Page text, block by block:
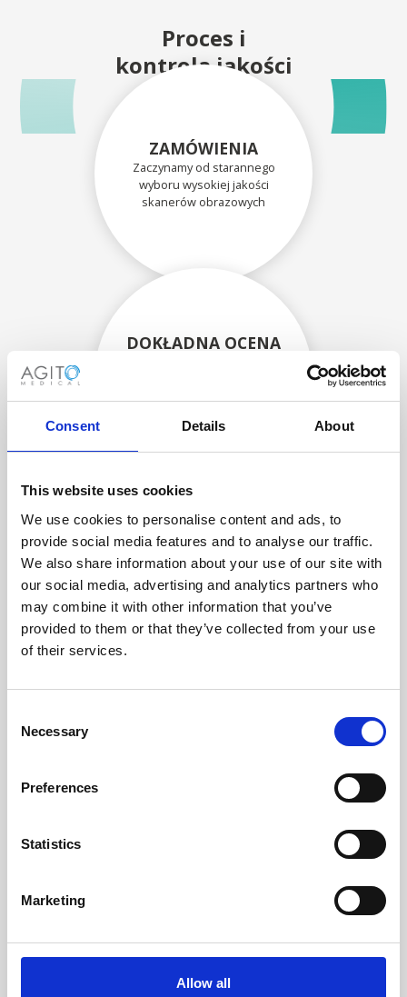
Consent Details About
This website uses cookies
We use cookies to personalise content and ads, to
provide social media features and to analyse our traffic.
We also share information about your use of our site with
our social media, advertising and analytics partners who
may combine it with other information that you’ve
provided to them or that they’ve collected from your use
of their services.
Selection
Necessary
Preferences
Statistics
Marketing
Allow all
Proces i
kontrola jakości
ZAMÓWIENIA
Zaczynamy od starannego
wyboru wysokiej jakości
skanerów obrazowych
DOKŁADNA OCENA
ODZYSKIWANIE
Z OSTROŻNOŚCIĄ
Użyteczne części są
skrupulatnie odzyskiwane w
bezpiecznym środowisku ESD,
zapewniając brak uszkodzeń
ani zanieczyszczeń.
BEZPIECZNIE
ZAPAKOWANE
Każda pojedyncza część jest